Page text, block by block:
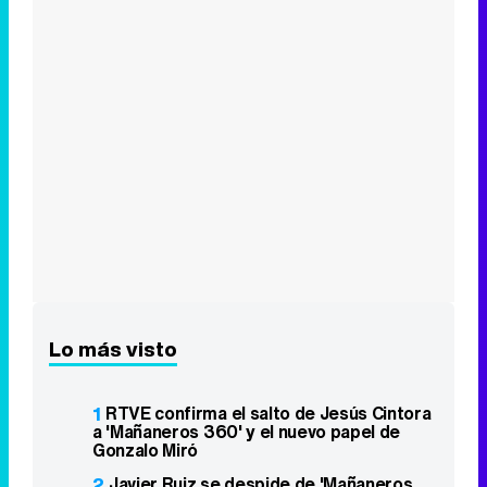
Lo más visto
1 RTVE confirma el salto de Jesús Cintora
a 'Mañaneros 360' y el nuevo papel de
Gonzalo Miró